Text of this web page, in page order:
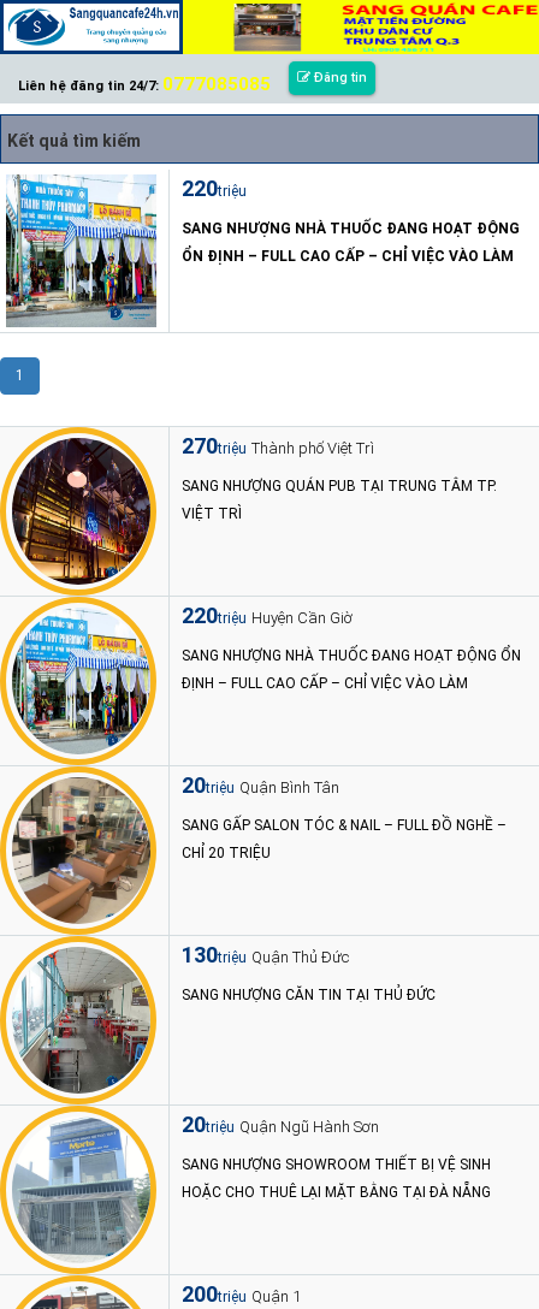
Liên hệ đăng tin 24/7: 0777085085 Đăng tin
Kết quả tìm kiếm
220triệu
SANG NHƯỢNG NHÀ THUỐC ĐANG HOẠT ĐỘNG
ỔN ĐỊNH – FULL CAO CẤP – CHỈ VIỆC VÀO LÀM
1
270triệu Thành phố Việt Trì
SANG NHƯỢNG QUÁN PUB TẠI TRUNG TÂM TP.
VIỆT TRÌ
220triệu Huyện Cần Giờ
SANG NHƯỢNG NHÀ THUỐC ĐANG HOẠT ĐỘNG ỔN
ĐỊNH – FULL CAO CẤP – CHỈ VIỆC VÀO LÀM
20triệu Quận Bình Tân
SANG GẤP SALON TÓC & NAIL – FULL ĐỒ NGHỀ –
CHỈ 20 TRIỆU
130triệu Quận Thủ Đức
SANG NHƯỢNG CĂN TIN TẠI THỦ ĐỨC
20triệu Quận Ngũ Hành Sơn
SANG NHƯỢNG SHOWROOM THIẾT BỊ VỆ SINH
HOẶC CHO THUÊ LẠI MẶT BẰNG TẠI ĐÀ NẴNG
200triệu Quận 1